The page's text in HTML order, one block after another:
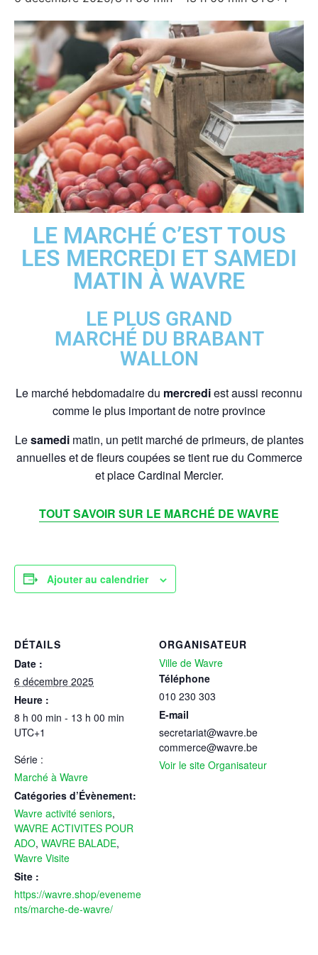
LE MARCHÉ C’EST TOUS
LES MERCREDI ET SAMEDI
MATIN À WAVRE
LE PLUS GRAND
MARCHÉ DU BRABANT
WALLON
Le marché hebdomadaire du mercrediest aussi reconnu
comme le plus important de notre province
Lesamedimatin, un petit marché de primeurs, de plantes
annuelles et de fleurs coupées se tient rue du Commerce
et place Cardinal Mercier.
TOUT SAVOIR SUR LE MARCHÉ DE WAVRE
Ajouter au calendrier
DÉTAILS
Date :
6 décembre 2025
Heure :
8 h 00 min - 13 h 00 min
UTC+1
Série :
Marché à Wavre
Catégories d’Évènement:
Wavre activité seniors,
WAVRE ACTIVITES POUR
ADO, WAVRE BALADE,
Wavre Visite
Site :
https://wavre.shop/eveneme
nts/marche-de-wavre/
ORGANISATEUR
Ville de Wavre
Téléphone
010 230 303
E-mail
secretariat@wavre.be
commerce@wavre.be
Voir le site Organisateur